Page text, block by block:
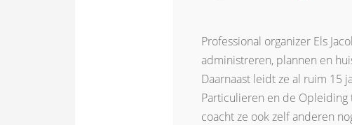
Professional organizer Els
administreren, plannen en
Daarnaast leidt ze al ruim 15
Particulieren en de Opleiding
coacht ze ook zelf anderen